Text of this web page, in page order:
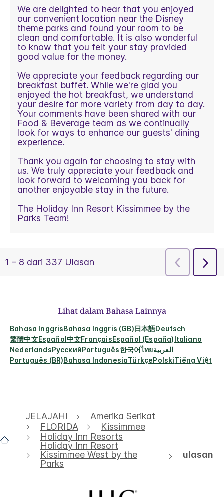
Lihat dalam Bahasa Lainnya
Bahasa InggrisBahasa Inggris (GB)日本語Deutsch
繁體中文Español中文FrançaisEspañol (España)Italiano
NederlandsРусскийPortuguês한국어ไทยالعربية
Português (BR)Bahasa IndonesiaTürkçePolskiTiếng Việt
JELAJAHI
Amerika Serikat
FLORIDA
Kissimmee
Holiday Inn Resorts
Holiday Inn Resort
Kissimmee West by the
Parks
ulasan